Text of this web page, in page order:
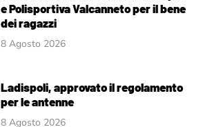
e Polisportiva Valcanneto per il bene
dei ragazzi
8 Agosto 2026
Ladispoli, approvato il regolamento
per le antenne
8 Agosto 2026